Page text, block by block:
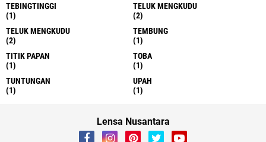
TEBINGTINGGI
(1)
TELUK MENGKUDU
(2)
TELUK MENGKUDU
(2)
TEMBUNG
(1)
TITIK PAPAN
(1)
TOBA
(1)
TUNTUNGAN
(1)
UPAH
(1)
Lensa Nusantara